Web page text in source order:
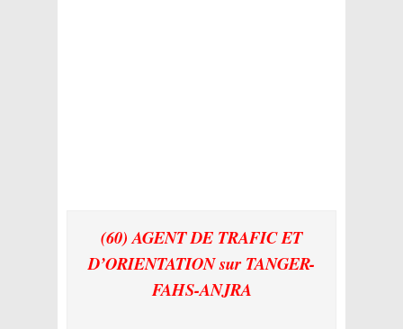
(60) AGENT DE TRAFIC ET
D’ORIENTATIONsur TANGER-
FAHS-ANJRA